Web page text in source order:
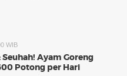
WIB
Ayam Goreng
Potong per Hari